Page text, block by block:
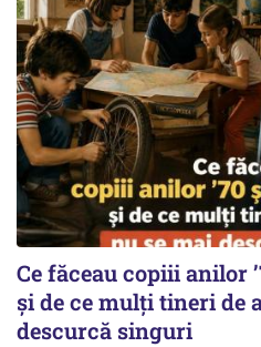
Ce făceau copiii anilor
și de ce mulți tineri de
descurcă singuri